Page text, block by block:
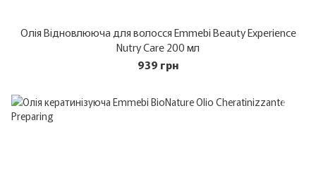
Олія Відновлююча для волосся Emmebi Beauty Experience
Nutry Care 200 мл
939 грн